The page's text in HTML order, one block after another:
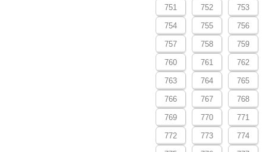
751 752 753
754 755 756
757 758 759
760 761 762
763 764 765
766 767 768
769 770 771
772 773 774